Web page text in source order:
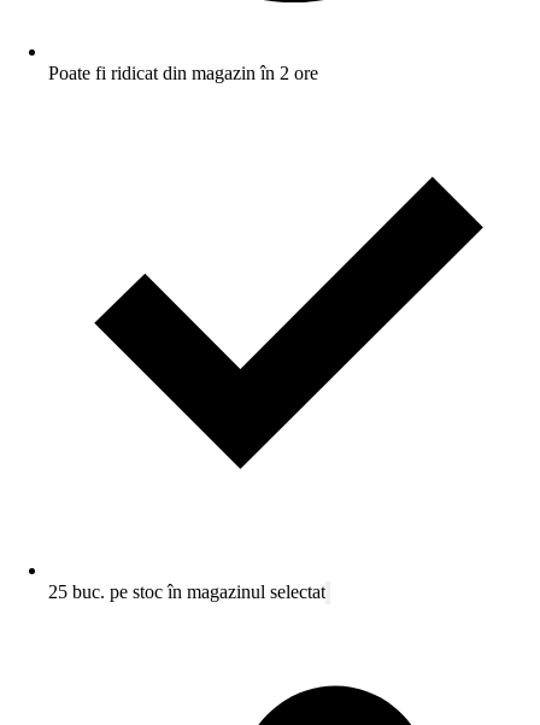
Poate fi ridicat din magazin în 2 ore
25 buc. pe stoc în magazinul selectat